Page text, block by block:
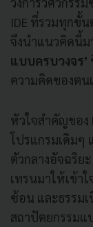
IDE ที่รวมทุกขั้
จึงนำแนวคิดนี้ม
แบบครบวงจร’
ความคิดของตน
หัวใจสำคัญของ
โปรแกรมเดิมๆ
ตัวกลางอัจฉริย
เทรนมาให้เข้า
ซ้อน และธรรม
สถาปัตยกรรมแ